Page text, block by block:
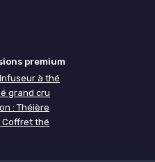
premium
à thé
grand cru
: Théière
Coffret thé